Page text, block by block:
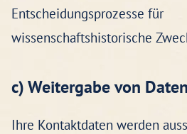
Entscheidungsprozesse für
wissenschaftshistorische
c) Weitergabe von Daten
Ihre Kontaktdaten werden